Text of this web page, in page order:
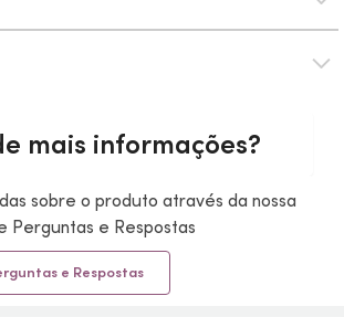
mais informações?
sobre o produto através da nossa
Perguntas e Respostas
e Respostas